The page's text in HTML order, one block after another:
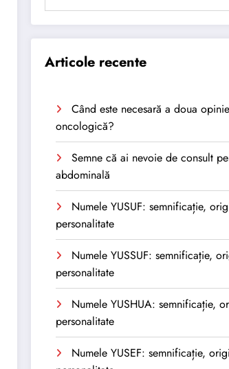
Articole recente
Când este necesară a doua
oncologică?
Semne că ai nevoie de consult
abdominală
Numele YUSUF: semnificație,
personalitate
Numele YUSSUF: semnificație,
personalitate
Numele YUSHUA: semnificație,
personalitate
Numele YUSEF: semnificație,